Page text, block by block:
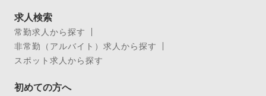
求人検索
常勤求人から探す
非常勤（アルバイト）求人から探す
スポット求人から探す
初めての方へ